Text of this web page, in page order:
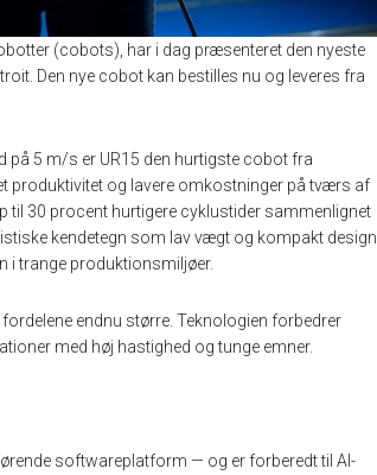
(cobots), har i dag præsenteret den nyeste
Den nye cobot kan bestilles nu og leveres fra
på 5 m/s er UR15 den hurtigste cobot fra
produktivitet og lavere omkostninger på tværs af
til 30 procent hurtigere cyklustider sammenlignet
kendetegn som lav vægt og kompakt design,
i trange produktionsmiljøer.
endnu større. Teknologien forbedrer
med høj hastighed og tunge emner.
softwareplatform — og er forberedt til AI-